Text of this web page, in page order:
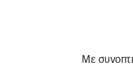
Με